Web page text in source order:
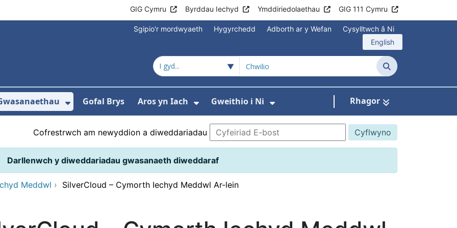
GIG Cymru Byrddau Iechyd Ymddiriedolaethau GIG 111 Cymru
Sgipio'r mordwyaeth Hygyrchedd Adborth ar y Wefan
Cysylltwch â Ni
English
Chwilio
isddewislen ar gyfer Ysbytai a Chanolfannau
Dangos isddewislen ar gyfer Gwasanaethau
Gofal Brys Aros yn Iach Gweithio i Ni Rhagor
Cofrestrwch am newyddion a diweddariadau
Darllenwch y diweddariadau gwasanaeth diweddaraf
Meddwl › SilverCloud – Cymorth Iechyd Meddwl Ar-lein